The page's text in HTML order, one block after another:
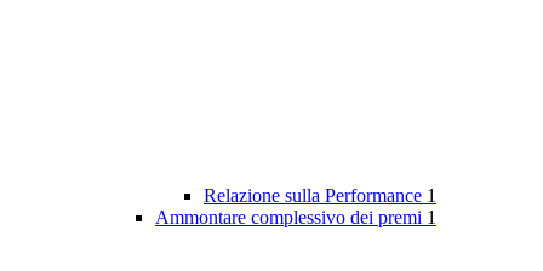
Relazione sulla Performance 1
Ammontare complessivo dei premi 1